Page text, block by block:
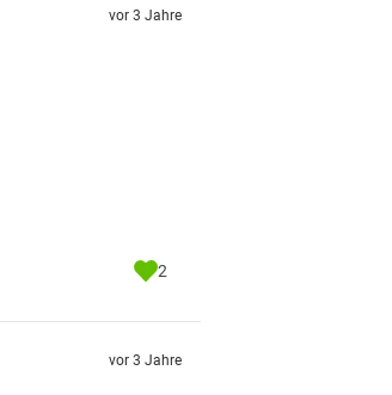
vor 3 Jahre
2
vor 3 Jahre